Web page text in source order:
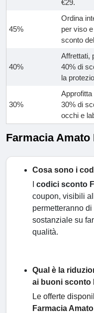
€29.
45%
Ordina
per viso
sconto
40%
Affrettati,
40% di
la
30%
Approfitta
30% di
occhi e
Farmacia Amato
Cosa sono i
codici sconto
coupon, visibili
permetteranno
sostanziale su
qualità.
Qual è la
ai buoni sconto
Le offerte
Farmacia Amato